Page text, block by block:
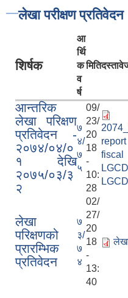
लेखा परीक्षण प्रतिवेदन
शिर्षक
आ
र्थि
क
व
र्ष
मिति
आन्तरिक
लेखा परिक्षण
प्रतिवेदन -
२०७४/०४/०
१ देखि
२०७५/०३/३
२
७
४/
७
५
09/
23/
20
18
-
10:
28
लेखा
परिक्षणको
प्रारम्भिक
प्रतिवेदन
७
३/
७
४
02/
27/
20
18
-
13:
40